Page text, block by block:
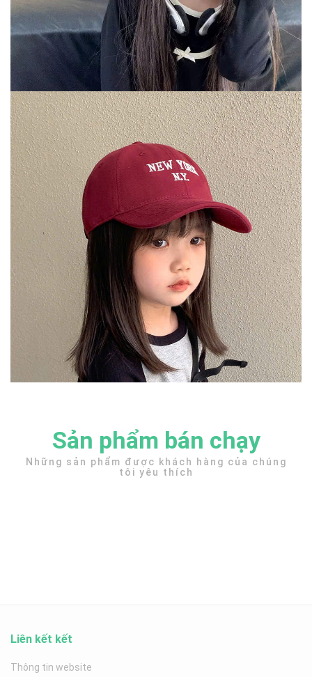
Sản phẩm bán chạy
Những sản phẩm được khách hàng của chúng
tôi yêu thích
Liên kết kết
Thông tin website